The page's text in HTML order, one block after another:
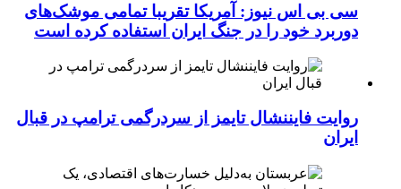
سی بی اس نیوز: آمریکا تقریبا تمامی موشک‌های
دوربرد خود را در جنگ ایران استفاده کرده است
روایت فایننشال تایمز از سردرگمی ترامپ در قبال
ایران